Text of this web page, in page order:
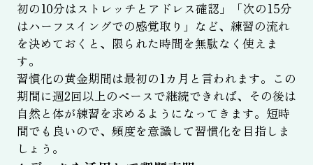
初の10分はストレッチとアドレス確認」「次の15分
はハーフスイングでの感覚取り」など、練習の流れ
を決めておくと、限られた時間を無駄なく使えま
す。
習慣化の黄金期間は最初の1カ月と言われます。この
期間に週2回以上のペースで継続できれば、その後は
自然と体が練習を求めるようになってきます。短時
間でも良いので、頻度を意識して習慣化を目指しま
しょう。